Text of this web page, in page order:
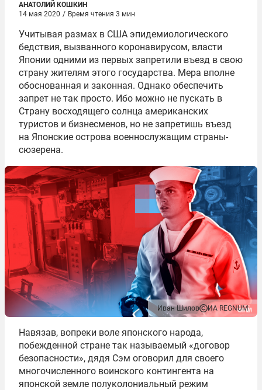
АНАТОЛИЙ КОШКИН
14 мая 2020 / Время чтения 3 мин
Учитывая размах в США эпидемиологического
бедствия, вызванного коронавирусом, власти
Японии одними из первых запретили въезд в свою
страну жителям этого государства. Мера вполне
обоснованная и законная. Однако обеспечить
запрет не так просто. Ибо можно не пускать в
Страну восходящего солнца американских
туристов и бизнесменов, но не запретишь въезд
на Японские острова военнослужащим страны-
сюзерена.
Иван Шилов ИА REGNUM
Навязав, вопреки воле японского народа,
побежденной стране так называемый «договор
безопасности», дядя Сэм оговорил для своего
многочисленного воинского контингента на
японской земле полуколониальный режим